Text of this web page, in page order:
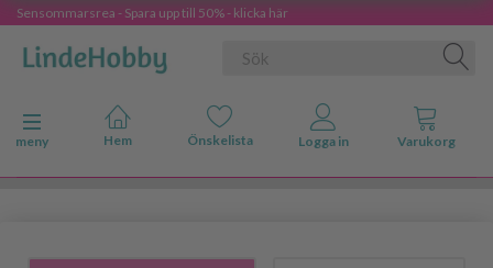
Sensommarsrea - Spara upp till 50% - klicka här
Ändra navigering
meny